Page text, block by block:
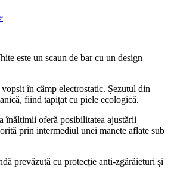
este un scaun de bar cu un design
în câmp electrostatic. Șezutul din
fiind tapițat cu piele ecologică.
înălțimii oferă posibilitatea ajustării
prin intermediul unei manete aflate sub
prevăzută cu protecție anti-zgârâieturi și